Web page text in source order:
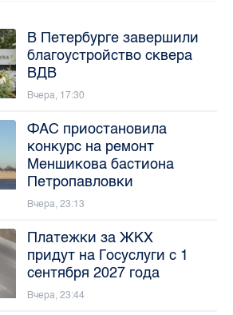
В Петербурге завершили
благоустройство сквера
ВДВ
Вчера, 17:30
ФАС приостановила
конкурс на ремонт
Меншикова бастиона
Петропавловки
Вчера, 23:13
Платежки за ЖКХ
придут на Госуслуги с 1
сентября 2027 года
Вчера, 23:44